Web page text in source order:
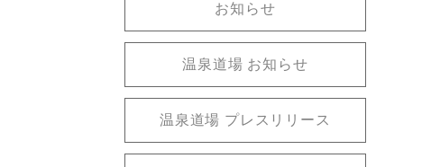
お知らせ
温泉道場 お知らせ
温泉道場 プレスリリース